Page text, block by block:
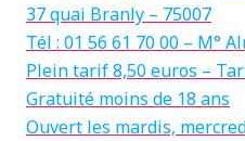
37 quai Branly – 75007
Tél : 01 56 61 70 00 – M°
Plein tarif 8,50 euros –
Gratuité moins de 18 ans
Ouvert les mardis,